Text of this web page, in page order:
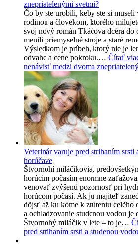
znepriatelenými svetmi?
Čo by ste urobili, keby ste si
rodinou a človekom, ktorého
svoj nový román Tkáčova dcéra
menili priemyselné stroje a staré
Výsledkom je príbeh, ktorý nie je
odvahe a cene pokroku.… Čítať
nenávisť medzi dvoma
Veterinár varuje pred strihaním srsti
horúčave
Štvornohí miláčikovia,
horúcim počasím enormne
venovať zvýšenú pozornosť pri
horúcom počasí. Ak ju majiteľ
dôjsť až ku kóme k zrúteniu celého
a ochladzovanie studenou vodou je
Štvornohý miláčik v lete – to je…
pred strihaním srsti a studenou